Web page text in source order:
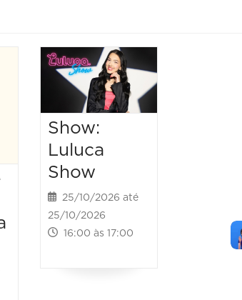
Show:
Luluca
Show
25/10/2026 até
25/10/2026
16:00 às 17:00